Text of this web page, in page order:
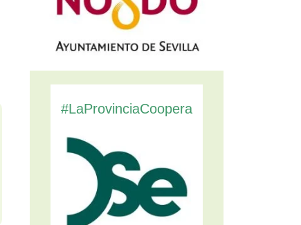
#LaProvinciaCoopera